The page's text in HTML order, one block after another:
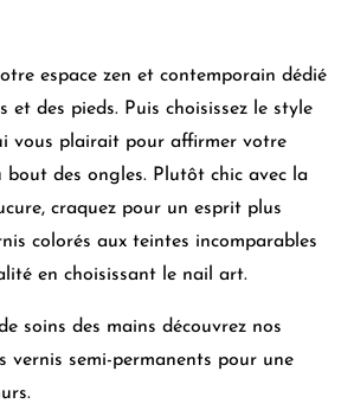
espace zen et contemporain dédié
et des pieds. Puis choisissez le style
vous plairait pour affirmer votre
bout des ongles. Plutôt chic avec la
craquez pour un esprit plus
colorés aux teintes incomparables
en choisissant le nail art.
soins des mains découvrez nos
vernis semi-permanents pour une